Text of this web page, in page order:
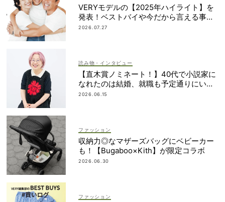
VERYモデルの【2025年ハイライト】を
発表！ベストバイや今だから言える事件
簿も大公開
2026.07.27
読み物・インタビュー
【直木賞ノミネート！】40代で小説家に
なれたのは結婚、就職も予定通りにいか
なかったから｜朝倉かすみさん
2026.06.15
ファッション
収納力◎なマザーズバッグにベビーカー
も！【Bugaboo×Kith】が限定コラボ
2026.06.30
ファッション